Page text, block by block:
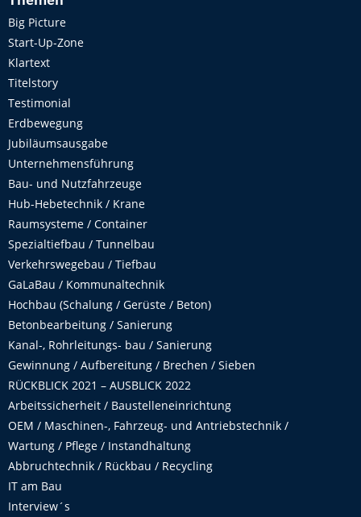
Big Picture
Start-Up-Zone
Klartext
Titelstory
Testimonial
Erdbewegung
Jubiläumsausgabe
Unternehmensführung
Bau- und Nutzfahrzeuge
Hub-Hebetechnik / Krane
Raumsysteme / Container
Spezialtiefbau / Tunnelbau
Verkehrswegebau / Tiefbau
GaLaBau / Kommunaltechnik
Hochbau (Schalung / Gerüste / Beton)
Betonbearbeitung / Sanierung
Kanal-, Rohrleitungs- bau / Sanierung
Gewinnung / Aufbereitung / Brechen / Sieben
RÜCKBLICK 2021 – AUSBLICK 2022
Arbeitssicherheit / Baustelleneinrichtung
OEM / Maschinen-, Fahrzeug- und Antriebstechnik /
Wartung / Pflege / Instandhaltung
Abbruchtechnik / Rückbau / Recycling
IT am Bau
Interview´s